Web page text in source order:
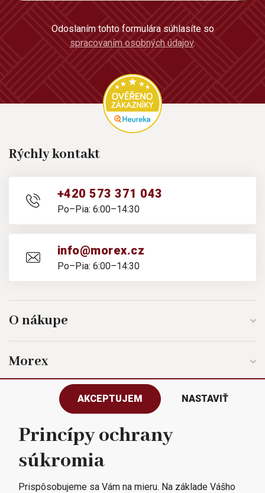
Odoslaním tohto formulára súhlasíte so
spracovaním osobných údajov.
Rýchly kontakt
+420 573 371 043
Po–Pia: 6:00–14:30
info@morex.cz
Po–Pia: 6:00–14:30
O nákupe
Morex
Sledujte nás
Všetky práva vyhradené © 2023
Morex, spol. s r.o.
AKCEPTUJEM NASTAVIŤ
Princípy ochrany
súkromia
Prispôsobujeme sa Vám na mieru. Na základe Vášho